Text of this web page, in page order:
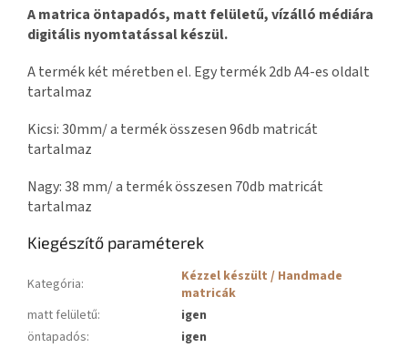
A matrica öntapadós, matt felületű, vízálló médiára
digitális nyomtatással készül.
A termék két méretben el. Egy termék 2db A4-es oldalt
tartalmaz
Kicsi: 30mm/ a termék összesen 96db matricát
tartalmaz
Nagy: 38 mm/ a termék összesen 70db matricát
tartalmaz
Kiegészítő paraméterek
Kategória:
Kézzel készült / Handmade
matricák
matt felületű:
igen
öntapadós:
igen